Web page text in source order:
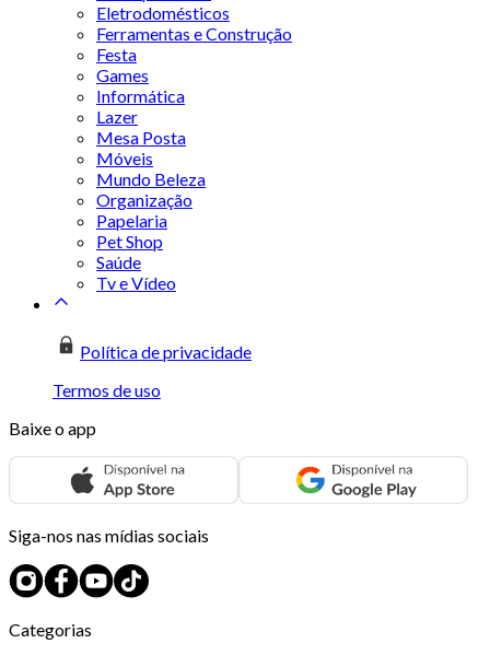
Eletrodomésticos
Ferramentas e Construção
Festa
Games
Informática
Lazer
Mesa Posta
Móveis
Mundo Beleza
Organização
Papelaria
Pet Shop
Saúde
Tv e Vídeo
Política de privacidade
Termos de uso
Baixe o app
Siga-nos nas mídias sociais
Categorias